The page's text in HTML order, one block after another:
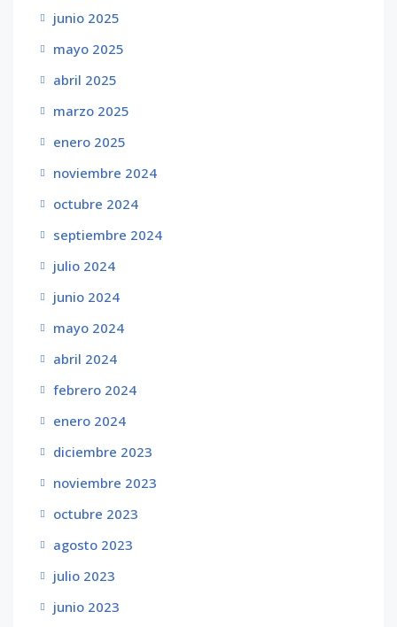
junio 2025
mayo 2025
abril 2025
marzo 2025
enero 2025
noviembre 2024
octubre 2024
septiembre 2024
julio 2024
junio 2024
mayo 2024
abril 2024
febrero 2024
enero 2024
diciembre 2023
noviembre 2023
octubre 2023
agosto 2023
julio 2023
junio 2023